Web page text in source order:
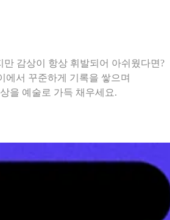
만 감상이 항상 휘발되어 아쉬웠다면?
에서 꾸준하게 기록을 쌓으며
을 예술로 가득 채우세요.